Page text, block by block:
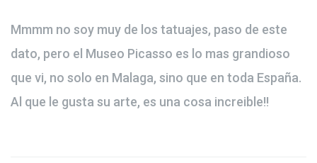
Mmmm no soy muy de los tatuajes, paso de este
dato, pero el Museo Picasso es lo mas grandioso
que vi, no solo en Malaga, sino que en toda España.
Al que le gusta su arte, es una cosa increible!!